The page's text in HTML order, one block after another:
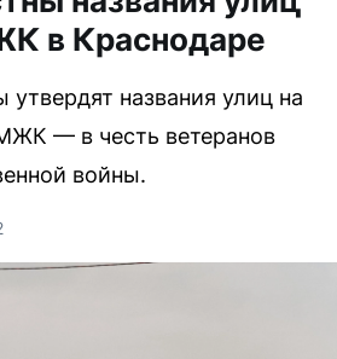
в Краснодаре
названия улиц на
— в честь ветеранов
войны.